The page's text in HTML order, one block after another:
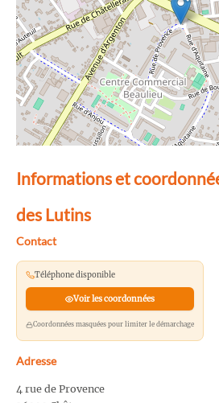
Informations et
des Lutins
Contact
Téléphone disponible
Voir les coordonnées
Coordonnées masquées pour limiter le démarchage
Adresse
4 rue de Provence